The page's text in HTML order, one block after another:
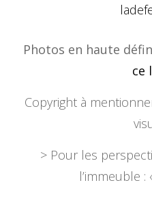
Photos en haute
ce
Copyright à
> Pour les
l’immeuble :